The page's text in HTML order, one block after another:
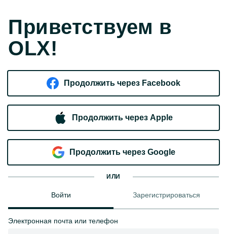
Приветствуем в
OLX!
Продолжить через Facebook
Продолжить через Apple
Продолжить через Google
ИЛИ
Войти Зарегистрироваться
Электронная почта или телефон